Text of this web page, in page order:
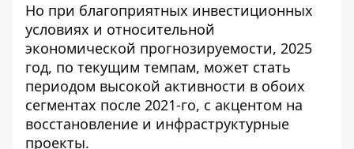
Но при благоприятных инвестиционных
условиях и относительной
экономической прогнозируемости, 2025
год, по текущим темпам, может стать
периодом высокой активности в обоих
сегментах после 2021-го, с акцентом на
восстановление и инфраструктурные
проекты.